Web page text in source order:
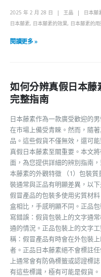
2025 年 2 月 28 日 王晶
日本藤
日本藤素, 日本藤素的效果, 日本藤素的
閱讀更多 »
如何分辨真假日本
完整指南
日本藤素作為一款廣受歡迎的
在市場上備受青睞。然而，隨
品。這些假貨不僅無效，還可
真假日本藤素至關重要。本文
面，為您提供詳細的辨別指南
本藤素的外觀特徵 （1）包裝
裝通常與正品有明顯差異，以
假冒產品的包裝多使用劣質材
盒相比，手感明顯不同。正品
寫錯誤：假貨包裝上的文字通
通的情況。正品包裝上的文字
稱：假冒產品有時會在外包裝
者。正品日本藤素絕不會標註
上通常會有防偽標籤或認證標
有這些標識，極有可能是假貨